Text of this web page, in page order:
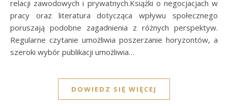
relacji zawodowych i prywatnych.Książki o negocjacjach w
pracy oraz literatura dotycząca wpływu społecznego
poruszają podobne zagadnienia z różnych perspektyw.
Regularne czytanie umożliwia poszerzanie horyzontów, a
szeroki wybór publikacji umożliwia…
DOWIEDZ SIĘ WIĘCEJ